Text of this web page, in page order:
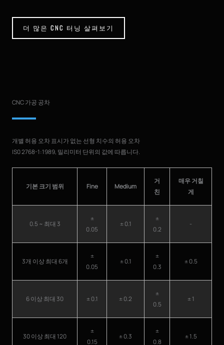
더 많은 CNC 터닝 살펴보기
CNC 가공 공차
개별 허용 오차 표시가 없는 선형 치수의 허용 오차
IS0 2768-1:1989, 밀리미터 단위의 값에 따릅니다.
기본 크기 범위 Fine Medium
거
친
매우 거칠
게
0.5 ~ 최대 3
±
0.05
± 0.1
±
0.2
-
3개 이상 최대 6개
±
0.05
± 0.1
±
0.3
± 0.5
6 이상 최대 30 ± 0.1 ± 0.2
±
0.5
± 1
30 이상 최대 120
±
0.15
± 0.3
±
0.8
± 1.5